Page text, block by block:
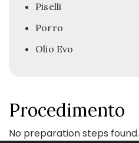
Piselli
Porro
Olio Evo
Procedimento
No preparation steps found.